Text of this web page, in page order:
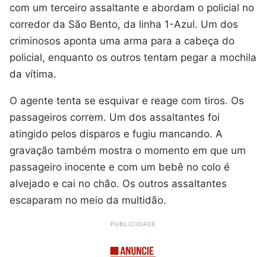
com um terceiro assaltante e abordam o policial no
corredor da São Bento, da linha 1-Azul. Um dos
criminosos aponta uma arma para a cabeça do
policial, enquanto os outros tentam pegar a mochila
da vítima.
O agente tenta se esquivar e reage com tiros. Os
passageiros correm. Um dos assaltantes foi
atingido pelos disparos e fugiu mancando. A
gravação também mostra o momento em que um
passageiro inocente e com um bebê no colo é
alvejado e cai no chão. Os outros assaltantes
escaparam no meio da multidão.
PUBLICIDADE